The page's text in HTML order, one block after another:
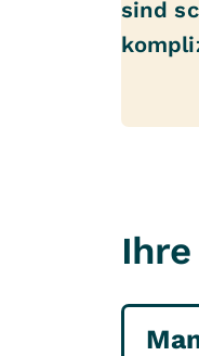
sind